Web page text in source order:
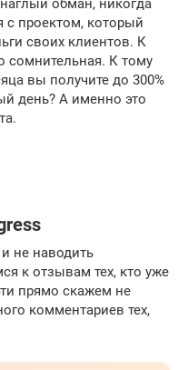
с проектом, который
своих клиентов. К
сомнительная. К тому
вы получите до 300%
день? А именно это
не наводить
к отзывам тех, кто уже
прямо скажем не
комментариев тех,